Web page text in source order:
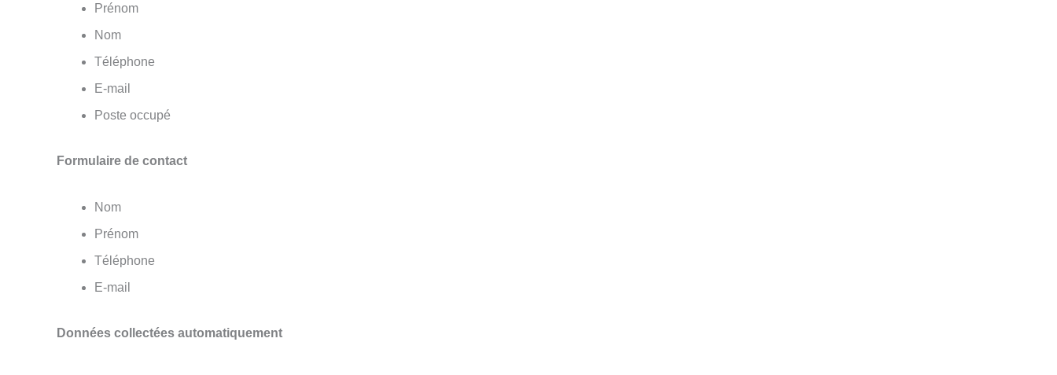
Prénom
Nom
Téléphone
E-mail
Poste occupé
Formulaire de contact
Nom
Prénom
Téléphone
E-mail
Données collectées automatiquement